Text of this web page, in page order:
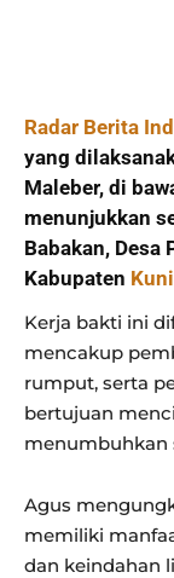
Radar Berita
yang
Maleber, di
menunjukkan
Babakan, Desa
Kabupaten
Kerja bakti ini
mencakup
rumput, serta
bertujuan
menumbuhkan
Agus
memiliki
dan keindahan